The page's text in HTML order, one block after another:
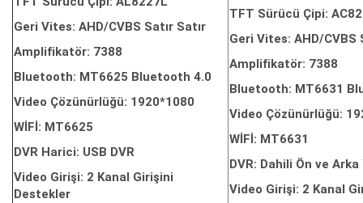
Geri Vites: AHD/CVBS Satır Satır
Amplifikatör: 7388
Bluetooth: MT6625 Bluetooth 4.0
Video Çözünürlüğü: 1920*1080
WİFİ: MT6625
DVR Harici: USB DVR
Video Girişi: 2 Kanal Girişini
Destekler
TFT Sürücü Çipi:
Geri Vites: AHD/CVBS
Amplifikatör: 7388
Bluetooth: MT6631
Video Çözünürlüğü:
WİFİ: MT6631
DVR: Dahili Ön ve
Video Girişi: 2 Kanal